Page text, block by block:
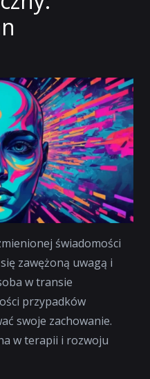
świadomości
zawężoną uwagą i
w transie
przypadków
swoje zachowanie.
w terapii i rozwoju